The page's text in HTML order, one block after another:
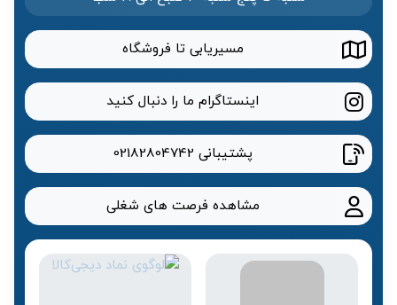
مسیریابی تا فروشگاه
اینستاگرام ما را دنبال کنید
پشتیبانی 02182804742
مشاهده فرصت های شغلی